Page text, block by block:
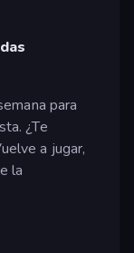
para
¿Te
a jugar,
la